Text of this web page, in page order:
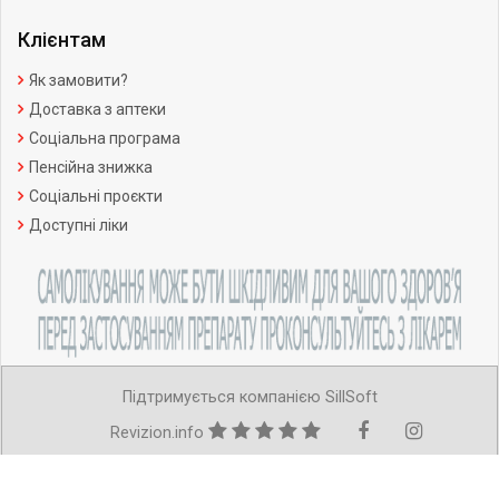
Клієнтам
Як замовити?
Доставка з аптеки
Соціальна програма
Пенсійна знижка
Соціальні проєкти
Доступні ліки
Підтримується компанією SillSoft
Revizion.info